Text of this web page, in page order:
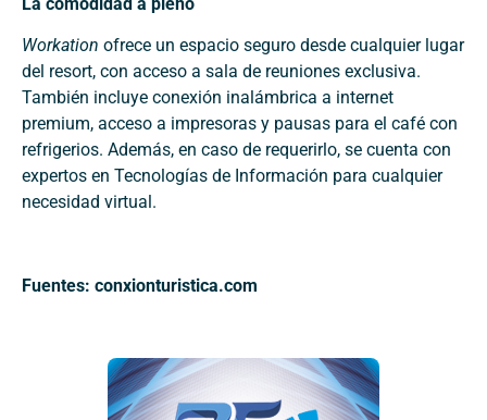
Workation ofrece un espacio seguro desde cualquier lugar
del resort, con acceso a sala de reuniones exclusiva.
También incluye conexión inalámbrica a internet
premium, acceso a impresoras y pausas para el café con
refrigerios. Además, en caso de requerirlo, se cuenta con
expertos en Tecnologías de Información para cualquier
necesidad virtual.
Fuentes: conxionturistica.com